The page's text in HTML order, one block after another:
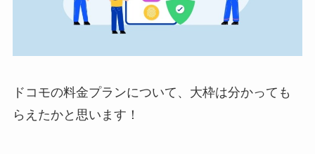
ドコモの料金プランについて、大枠は分かっても
らえたかと思います！